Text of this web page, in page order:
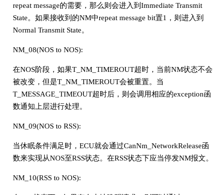
repeat message的需要，那么则会进入到Immediate Transmit
State。如果接收到的NM中repeat message bit置1，则进入到
Normal Transmit State。
NM_08(NOS to NOS):
在NOS阶段，如果T_NM_TIMEROUT超时，当前NM状态不会
被改变，但是T_NM_TIMEROUT会被重置。当
T_MESSAGE_TIMEOUT超时后，则会调用相应的exception函
数通知上层进行处理。
NM_09(NOS to RSS):
当休眠条件满足时，ECU就会通过CanNm_NetworkRelease函
数来实现从NOS至RSS状态。在RSS状态下应当停发NM报文。
NM_10(RSS to NOS):